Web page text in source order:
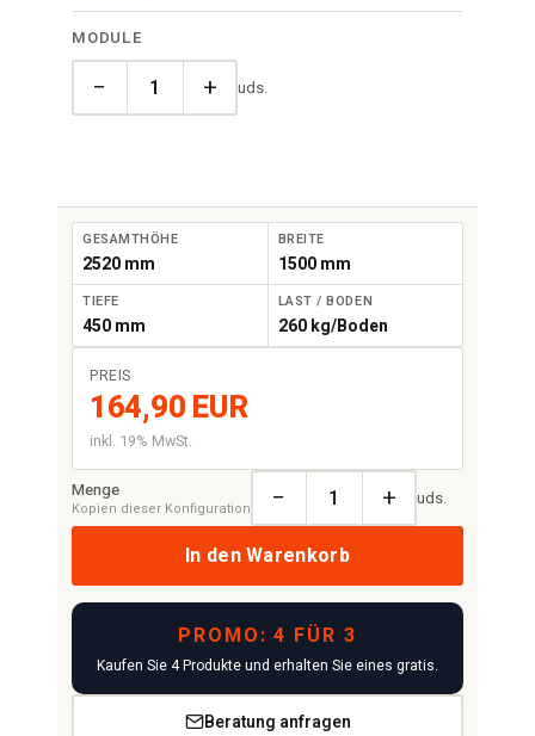
MODULE
− + uds.
GESAMTHÖHE
2520 mm
BREITE
1500 mm
TIEFE
450 mm
LAST / BODEN
260 kg/Boden
PREIS
164,90 EUR
inkl. 19% MwSt.
Menge
Kopien dieser Konfiguration − + uds.
In den Warenkorb
PROMO: 4 FÜR 3
Kaufen Sie 4 Produkte und erhalten Sie eines gratis.
Beratung anfragen